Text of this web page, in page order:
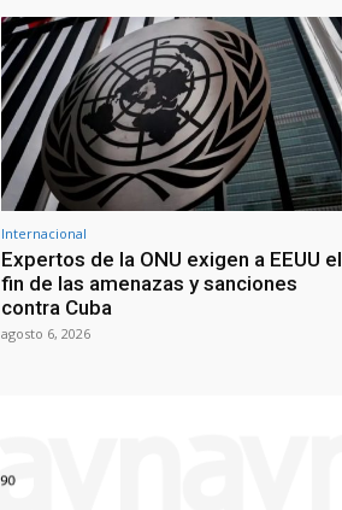
Internacional
Expertos de la ONU exigen a EEUU el
fin de las amenazas y sanciones
contra Cuba
agosto 6, 2026